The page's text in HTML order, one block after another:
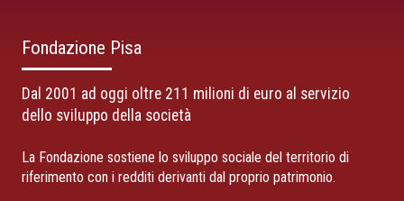
Fondazione Pisa
Dal 2001 ad oggi oltre 211 milioni di euro al servizio
dello sviluppo della società
La Fondazione sostiene lo sviluppo sociale del territorio di
riferimento con i redditi derivanti dal proprio patrimonio.